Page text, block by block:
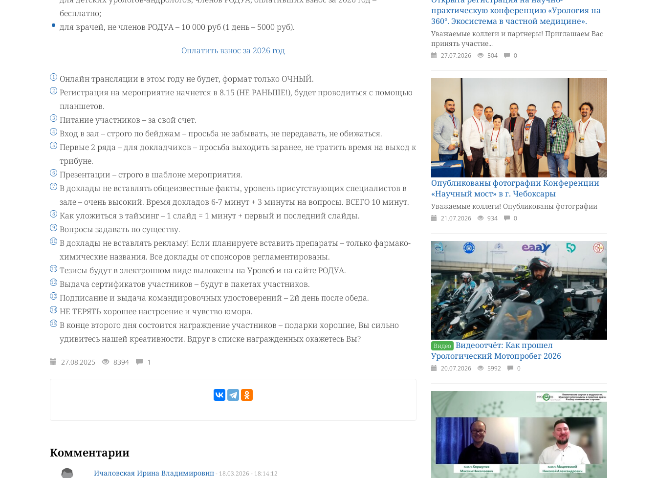
бесплатно;
для врачей, не членов РОДУА – 10 000 руб (1 день – 5000 руб).
Оплатить взнос за 2026 год
Онлайн трансляции в этом году не будет, формат только ОЧНЫЙ.
Регистрация на мероприятие начнется в 8.15 (НЕ РАНЬШЕ!), будет проводиться с помощью
планшетов.
Питание участников – за свой счет.
Вход в зал – строго по бейджам – просьба не забывать, не передавать, не обижаться.
Первые 2 ряда – для докладчиков – просьба выходить заранее, не тратить время на выход к
трибуне.
Презентации – строго в шаблоне мероприятия.
В доклады не вставлять общеизвестные факты, уровень присутствующих специалистов в
зале – очень высокий. Время докладов 6-7 минут + 3 минуты на вопросы. ВСЕГО 10 минут.
Как уложиться в тайминг – 1 слайд = 1 минут + первый и последний слайды.
Вопросы задавать по существу.
В доклады не вставлять рекламу! Если планируете вставить препараты – только фармако-
химические названия. Все доклады от спонсоров регламентированы.
Тезисы будут в электронном виде выложены на Уровеб и на сайте РОДУА.
Выдача сертификатов участников – будут в пакетах участников.
Подписание и выдача командировочных удостоверений – 2й день после обеда.
НЕ ТЕРЯТЬ хорошее настроение и чувство юмора.
В конце второго дня состоится награждение участников – подарки хорошие, Вы сильно
удивитесь нашей креативности. Вдруг в списке награжденных окажетесь Вы?
27.08.2025 8394 1
Комментарии
Ичаловская Ирина Владимировнп- 18.03.2026 - 18:14:12
практическую конференцию «Урология на
360°. Экосистема в частной медицине».
Уважаемые коллеги и партнеры! Приглашаем Вас
принять участие...
27.07.2026 504 0
Опубликованы фотографии Конференции
«Научный мост» в г. Чебоксары
Уважаемые коллеги! Опубликованы фотографии
21.07.2026 934 0
Видео Видеоотчёт: Как прошел
Урологический Мотопробег 2026
20.07.2026 5992 0